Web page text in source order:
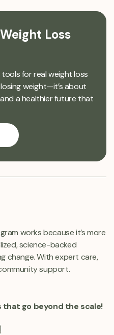
Loss
for real weight loss
weight—it’s about
a healthier future that
works because it’s more
science-backed
change. With expert care,
support.
go beyond the scale!